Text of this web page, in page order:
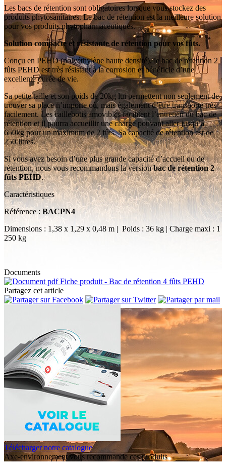
Les bacs de rétention sont obligatoires lorsque vous stockez des
produits phytosanitaires. Le bac de rétention est la meilleure solution
pour vos produits phytopharmaceutiques.
Solution compacte et résistante de rétention pour vos fûts.
Conçu en PEHD (polyéthylène haute densité), le bac de rétention 2
fûts PEHD est très résistant à la corrosion et bénéficie d’une
excellente durée de vie.
Sa petite taille et son poids de 20kg lui permettent non seulement de
trouver sa place n’importe où, mais également d’être transporté très
facilement. Les caillebotis amovibles facilitent l’entretien du bac de
rétention et il pourra accueillir une charge pouvant aller jusqu’à
650kg pour un maximum de 2 fûts. Sa capacité de rétention est de
250 litres.
Si vous avez besoin d’une plus grande capacité d’accueil ou de
rétention, nous vous recommandons la versionbac de rétention 2
fûts PEHD.
Caractéristiques
Référence : BACPN4
Dimensions : 1,38 x 1,29 x 0,48 m | Poids : 36 kg | Charge maxi : 1
250 kg
Documents
Fiche produit - Bac de rétention 4 fûts PEHD
Partagez cet article
Télécharger notre catalogue
Axe-environnement vous recommande ces produits